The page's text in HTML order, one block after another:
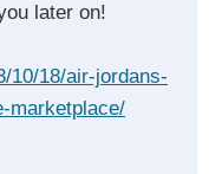
later on!
10/18/air-jordans-
marketplace/